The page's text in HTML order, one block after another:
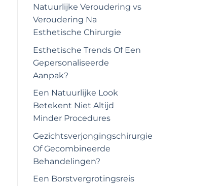
Natuurlijke Veroudering vs
Veroudering Na
Esthetische Chirurgie
Esthetische Trends Of Een
Gepersonaliseerde
Aanpak?
Een Natuurlijke Look
Betekent Niet Altijd
Minder Procedures
Gezichtsverjongingschirurgie
Of Gecombineerde
Behandelingen?
Een Borstvergrotingsreis